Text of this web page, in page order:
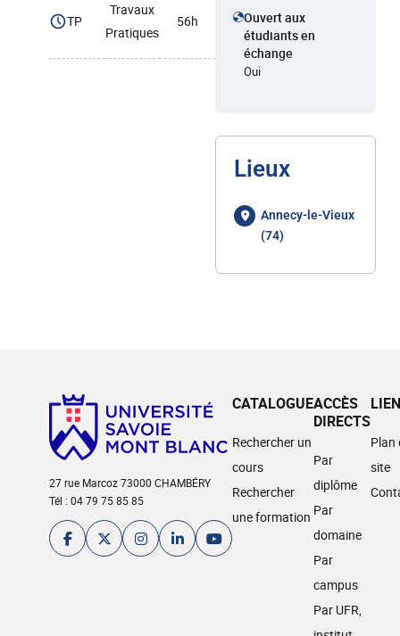
TP
Travaux
Pratiques
56h
Ouvert aux
étudiants en
échange
Oui
Lieux
Annecy-le-Vieux
(74)
27 rue Marcoz 73000 CHAMBÉRY
Tél : 04 79 75 85 85
CATALOGUE
Rechercher un
cours
Rechercher
une formation
ACCÈS
DIRECTS
Par
diplôme
Par
domaine
Par
campus
Par UFR,
Plan
site